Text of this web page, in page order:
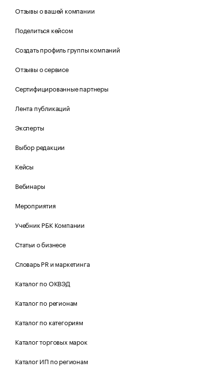
Отзывы о вашей компании
Поделиться кейсом
Создать профиль группы компаний
Отзывы о сервисе
Сертифицированные партнеры
Лента публикаций
Эксперты
Выбор редакции
Кейсы
Вебинары
Мероприятия
Учебник РБК Компании
Статьи о бизнесе
Словарь PR и маркетинга
Каталог по ОКВЭД
Каталог по регионам
Каталог по категориям
Каталог торговых марок
Каталог ИП по регионам